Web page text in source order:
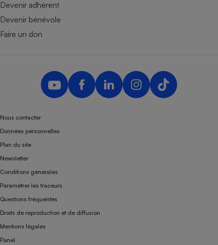
Devenir adhérent
Devenir bénévole
Faire un don
Nous contacter
Données personnelles
Plan du site
Newsletter
Conditions générales
Paramétrer les traceurs
Questions fréquentes
Droits de reproduction et de diffusion
Mentions légales
Panel